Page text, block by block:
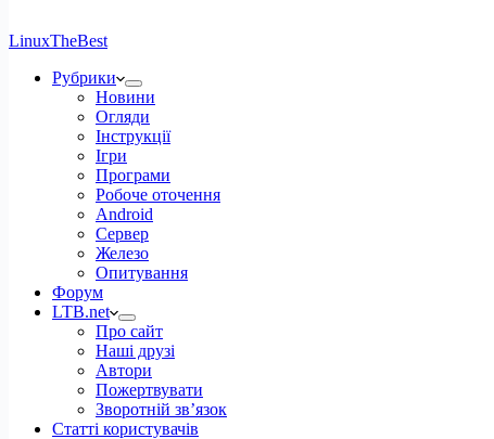
LinuxTheBest
Рубрики
Новини
Огляди
Інструкції
Ігри
Програми
Робоче оточення
Android
Сервер
Железо
Опитування
Форум
LTB.net
Про сайт
Наші друзі
Автори
Пожертвувати
Зворотній зв’язок
Статті користувачів